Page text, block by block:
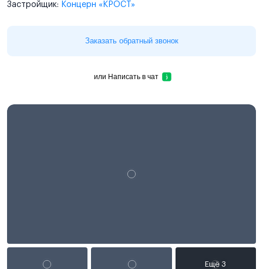
Застройщик: Концерн «КРОСТ»
Заказать обратный звонок
или Написать в чат